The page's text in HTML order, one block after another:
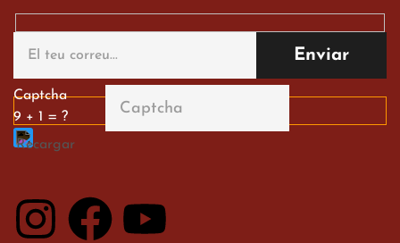
alumnes al Tortosa
English Festival
13 de març de 2026
Captcha
9 + 1 = ?